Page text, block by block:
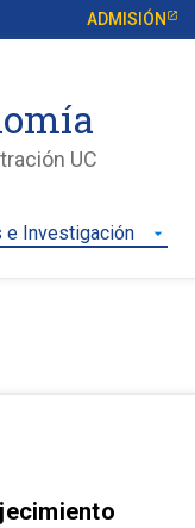
ADMISIÓN
UC
e Investigación arrow_drop_down